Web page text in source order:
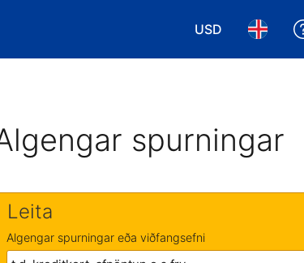
USD
Veldu
Veldu
spurningar
Leita
Algengar spurningar eða viðfangsefni